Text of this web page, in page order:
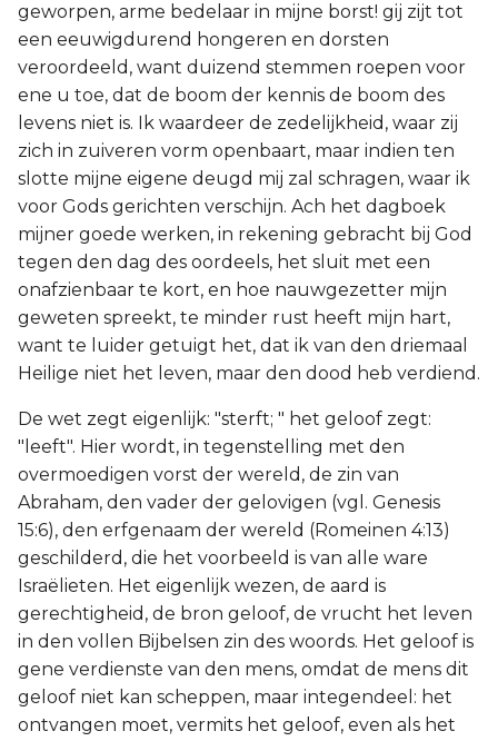
geworpen, arme bedelaar in mijne borst! gij zijt tot
een eeuwigdurend hongeren en dorsten
veroordeeld, want duizend stemmen roepen voor
ene u toe, dat de boom der kennis de boom des
levens niet is. Ik waardeer de zedelijkheid, waar zij
zich in zuiveren vorm openbaart, maar indien ten
slotte mijne eigene deugd mij zal schragen, waar ik
voor Gods gerichten verschijn. Ach het dagboek
mijner goede werken, in rekening gebracht bij God
tegen den dag des oordeels, het sluit met een
onafzienbaar te kort, en hoe nauwgezetter mijn
geweten spreekt, te minder rust heeft mijn hart,
want te luider getuigt het, dat ik van den driemaal
Heilige niet het leven, maar den dood heb verdiend.
De wet zegt eigenlijk: "sterft; " het geloof zegt:
"leeft". Hier wordt, in tegenstelling met den
overmoedigen vorst der wereld, de zin van
Abraham, den vader der gelovigen (vgl. Genesis
15:6), den erfgenaam der wereld (Romeinen 4:13)
geschilderd, die het voorbeeld is van alle ware
Israëlieten. Het eigenlijk wezen, de aard is
gerechtigheid, de bron geloof, de vrucht het leven
in den vollen Bijbelsen zin des woords. Het geloof is
gene verdienste van den mens, omdat de mens dit
geloof niet kan scheppen, maar integendeel: het
ontvangen moet, vermits het geloof, even als het